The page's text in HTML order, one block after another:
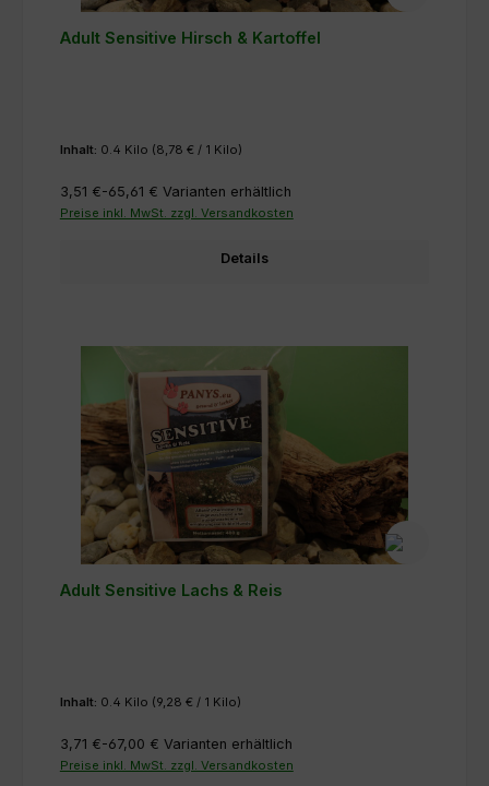
Adult Sensitive Hirsch & Kartoffel
Inhalt: 0.4 Kilo (8,78 € / 1 Kilo)
3,51 €-65,61 € Varianten erhältlich
Preise inkl. MwSt. zzgl. Versandkosten
Details
Adult Sensitive Lachs & Reis
Inhalt: 0.4 Kilo (9,28 € / 1 Kilo)
3,71 €-67,00 € Varianten erhältlich
Preise inkl. MwSt. zzgl. Versandkosten